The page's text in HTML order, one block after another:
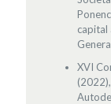
capital
XVI